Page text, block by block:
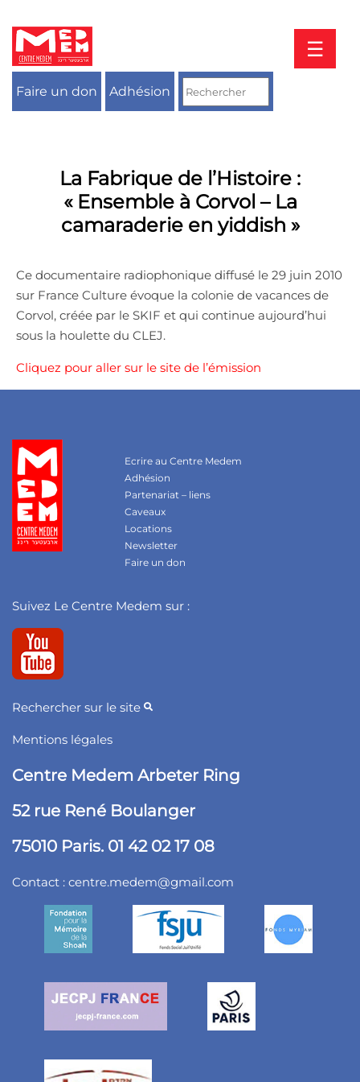
contenu
☰
Faire un don Adhésion
La Fabrique de l’Histoire :
« Ensemble à Corvol – La
camaraderie en yiddish »
Ce documentaire radiophonique diffusé le 29 juin 2010
sur France Culture évoque la colonie de vacances de
Corvol, créée par le SKIF et qui continue aujourd’hui
sous la houlette du CLEJ.
Cliquez pour aller sur le site de l’émission
Ecrire au Centre Medem
Adhésion
Partenariat – liens
Caveaux
Locations
Newsletter
Faire un don
Suivez Le Centre Medem sur :
Rechercher sur le site
Mentions légales
Centre Medem Arbeter Ring
52 rue René Boulanger
75010 Paris. 01 42 02 17 08
Contact : centre.medem@gmail.com